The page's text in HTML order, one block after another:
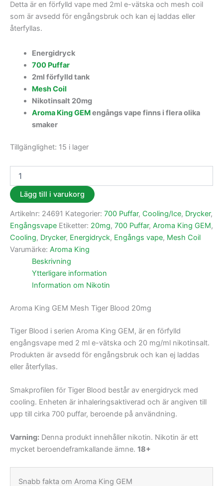
Detta är en förfylld vape med 2ml e-vätska och mesh coil
som är avsedd för engångsbruk och kan ej laddas eller
återfyllas.
Energidryck
700 Puffar
2ml förfylld tank
Mesh Coil
Nikotinsalt 20mg
Aroma King GEMengångs vape finns i flera olika
smaker
Tillgänglighet: 15 i lager
Lägg till i varukorg
Artikelnr: 24691 Kategorier: 700 Puffar, Cooling/Ice, Drycker,
Engångsvape Etiketter: 20mg, 700 Puffar, Aroma King GEM,
Cooling, Drycker, Energidryck, Engångs vape, Mesh Coil
Varumärke: Aroma King
Beskrivning
Ytterligare information
Information om Nikotin
Aroma King GEM Mesh Tiger Blood 20mg
Tiger Blood i serien Aroma King GEM, är en förfylld
engångsvape med 2 ml e-vätska och 20 mg/ml nikotinsalt.
Produkten är avsedd för engångsbruk och kan ej laddas
eller återfyllas.
Smakprofilen för Tiger Blood består av energidryck med
cooling. Enheten är inhaleringsaktiverad och är angiven till
upp till cirka 700 puffar, beroende på användning.
Varning: Denna produkt innehåller nikotin. Nikotin är ett
mycket beroendeframkallande ämne. 18+
Snabb fakta om Aroma King GEM